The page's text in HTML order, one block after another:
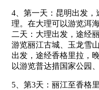
4、第一天：昆明出发
理。在大理可以游览洱
二天：大理出发，途经
游览丽江古城、玉龙雪
出发，途经香格里拉，
以游览普达措国家公园
5、第3天：丽江至香格